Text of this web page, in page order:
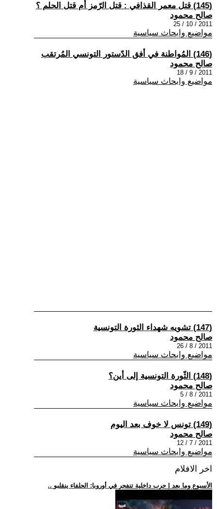
(145) قتل معمر القذافي : قتل الرّمز أم قتل الحلم ؟
صالح محمود
2011 / 10 / 25
مواضيع وابحاث سياسية
(146) المُواطنة في أفق الدّستور التونسي المُرتقب
صالح محمود
2011 / 9 / 18
مواضيع وابحاث سياسية
(147) تشويه شهداء الثورة التونسية
صالح محمود
2011 / 8 / 26
مواضيع وابحاث سياسية
(148) الثّورة التونسية إلى أين؟
صالح محمود
2011 / 8 / 5
مواضيع وابحاث سياسية
(149) تونس لا خوف بعد اليوم
صالح محمود
2011 / 7 / 12
مواضيع وابحاث سياسية
اخر الافلام
.. الأسبوع وما بعد | حرب داخلية تنفجر في أوروبا: الحلفاء ينقلبو